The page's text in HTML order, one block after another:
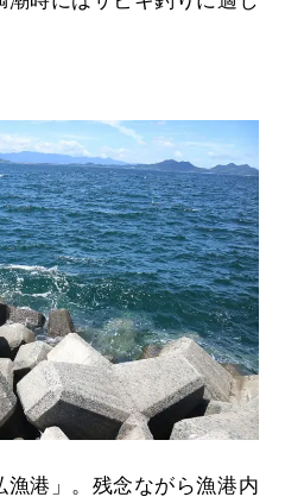
港」。残念ながら漁港内